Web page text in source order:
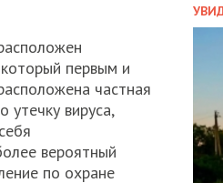
первым и
частная
вируса,
вероятный
по охране
НА